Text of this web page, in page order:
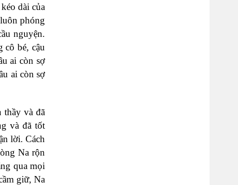
dài của
phóng
nguyện.
cô bé, cậu
ai còn sợ
ai còn sợ
thầy và đã
và đã tốt
lời. Cách
Na rộn
qua mọi
giữ, Na